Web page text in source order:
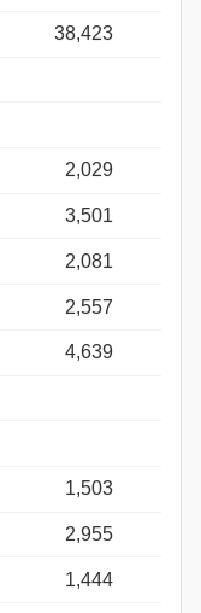
38,423
2,029
3,501
2,081
2,557
4,639
1,503
2,955
1,444